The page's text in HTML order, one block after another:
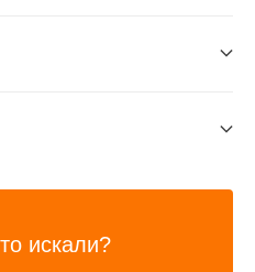
искали?